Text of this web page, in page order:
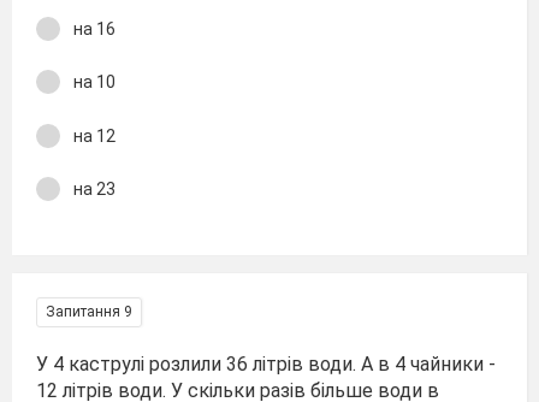
на 16
на 10
на 12
на 23
Запитання 9
У 4 каструлі розлили 36 літрів води. А в 4 чайники -
12 літрів води. У скільки разів більше води в